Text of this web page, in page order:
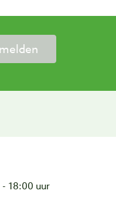
18:00 uur